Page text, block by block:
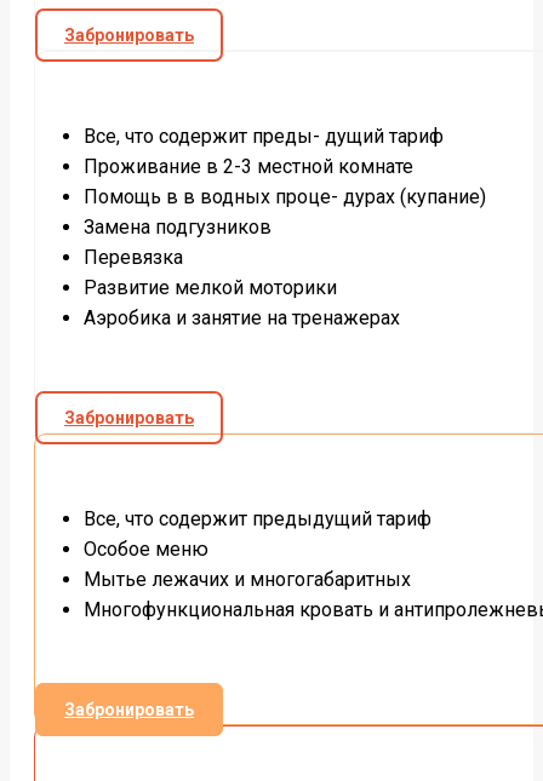
Забронировать
Все, что содержит преды- дущий тариф
Проживание в 2-3 местной комнате
Помощь в в водных проце- дурах (купание)
Замена подгузников
Перевязка
Развитие мелкой моторики
Аэробика и занятие на тренажерах
Забронировать
Все, что содержит предыдущий тариф
Особое меню
Мытье лежачих и многогабаритных
Многофункциональная кровать и
Забронировать